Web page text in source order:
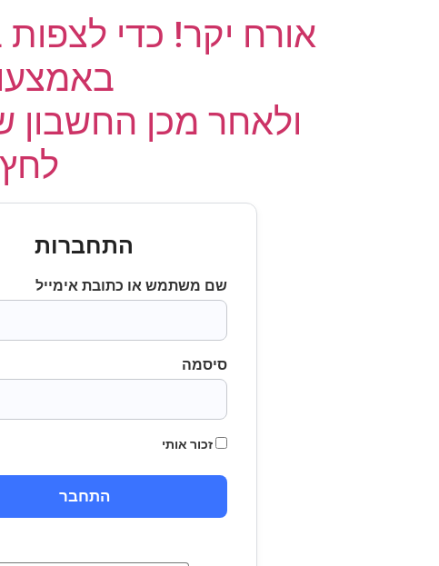
אורח יקר! כדי
ולאחר מכן החשבון
התחברות
שם משתמש או כתובת אימייל
סיסמה
זכור אותי